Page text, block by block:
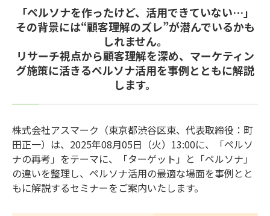
「ペルソナを作ったけど、活用できていない…」
その背景には“顧客理解のズレ”が潜んでいるかも
しれません。
リサーチ視点から顧客理解を深め、マーケティン
グ施策に活きるペルソナ活用を事例とともに解説
します。
株式会社アスマーク（東京都渋谷区東、代表取締役：町
田正一）は、2025年08月05日（火）13:00に、「ペルソ
ナの再考」をテーマに、「ターゲット」と「ペルソナ」
の違いを整理し、ペルソナ活用の最適な場面を事例とと
もに解説するセミナーをご案内いたします。